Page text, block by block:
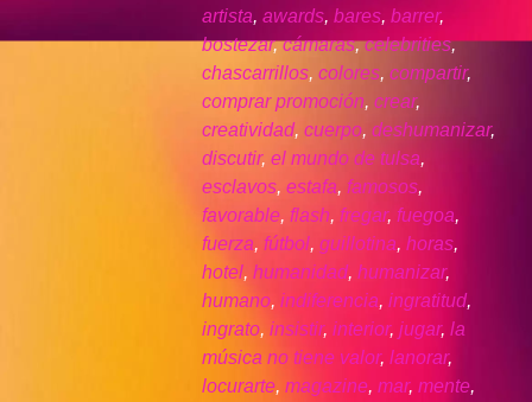
artista, awards, bares, barrer,
bostezar,cámaras,celebrities,
chascarrillos, colores, compartir,
comprar promoción, crear,
creatividad, cuerpo, deshumanizar,
discutir, el mundo de tulsa,
esclavos, estafa, famosos,
favorable, flash, fregar, fuegoa,
fuerza, fútbol, guillotina, horas,
hotel, humanidad, humanizar,
humano, indiferencia, ingratitud,
ingrato, insistir, interior, jugar, la
música no tiene valor, lanorar,
locurarte, magazine, mar, mente,